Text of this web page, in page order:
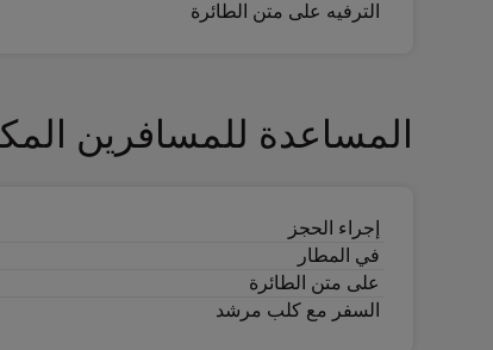
الترفيه على متن الطائرة
المساعدة للمسافرين
إجراء الحجز
في المطار
على متن الطائرة
السفر مع كلب مرشد